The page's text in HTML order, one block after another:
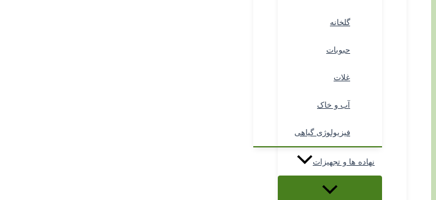
گلخانه
حبوبات
غلات
آب و خاک
فیزیولوژی گیاهی
نهاده ها و تجهیزات